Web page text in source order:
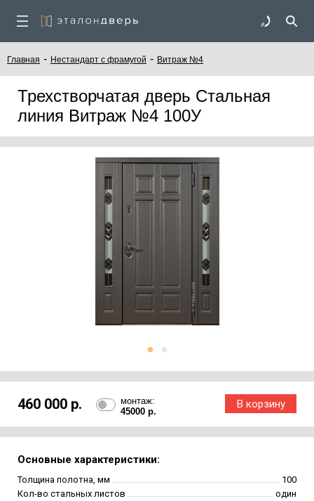
Главная - Нестандарт с фрамугой - Витраж №4
Трехстворчатая дверь Стальная
линия Витраж №4 100У
460 000 р.
монтаж:
45000 р.
Основные характеристики:
Толщина полотна, мм
100
Кол-во стальных листов
один